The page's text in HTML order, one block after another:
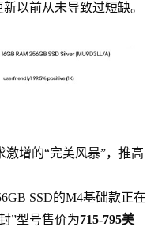
以前从未导致过短缺。
增的“完美风暴”，推高
SSD的M4基础款正在
”型号售价为715-795美